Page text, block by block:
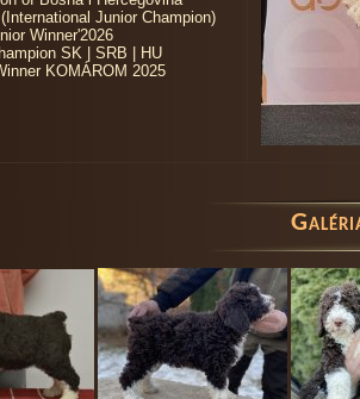
Junior Champion)
Winner'2026
SK | SRB | HU
KOMÁROM 2025